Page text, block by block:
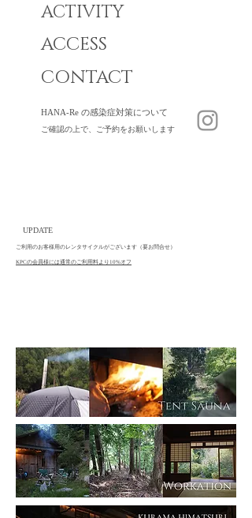
ACTIVITY
ACCESS
CONTACT
HANA-Re の感染症対策について
ご確認の上で、ご予約をお願いします
UPDATE
ご利用のお客様用のレンタサイクルがございます（要お問合せ）
KPCの会員様には通常のご利用料より10%オフ